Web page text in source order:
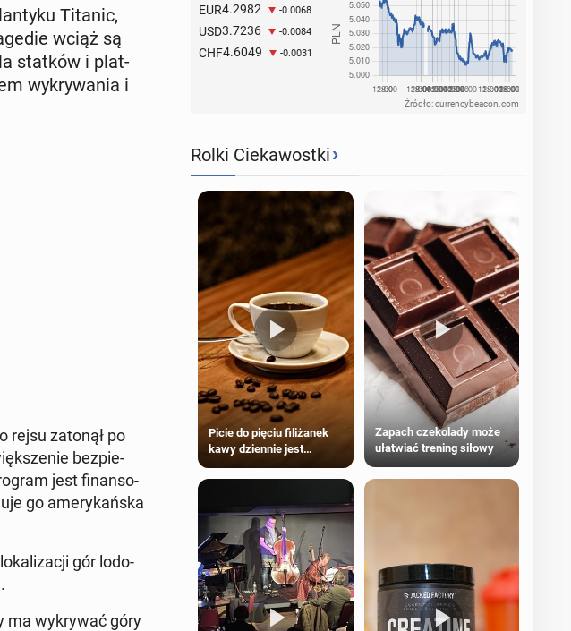
Titanic,
wciąż są
statków i plat­
wy­kry­wa­nia i
rejsu zatonął po
bez­pie­
jest fi­nan­so­
go ame­ry­kań­ska
gór lo­do­
ma wy­kry­wać góry
EUR4.2982 -0.0068
USD3.7236 -0.0084
CHF4.6049 -0.0031
Źródło: currencybeacon.com
Rolki Ciekawostki›
Picie do pięciu filiżanek
kawy dziennie jest
większości dorosłych
Zapach czekolady może
ułatwiać trening siłowy